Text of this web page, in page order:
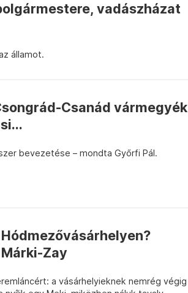
vadászházat
államot.
Csanád vármegyék
bevezetése – mondta Győrfi Pál.
Zay
a vásárhelyieknek nemrég végig